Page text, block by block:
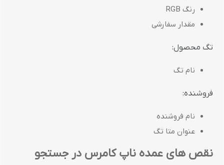
رنگ RGB
مقدار سفارشی
تگ محصول:
نام تگ
فروشنده:
نام فروشنده
عنوان متا تگ
نقص های عمده ناپ کامرس در جستجو